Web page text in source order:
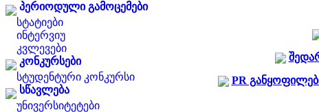
პერიოდული გამოცემები
სტატიები
ინტერვიუ
კვლევები
კონკურსები
სტუდენტური კონკურსი
სწავლება
უნივერსიტეტები
PR